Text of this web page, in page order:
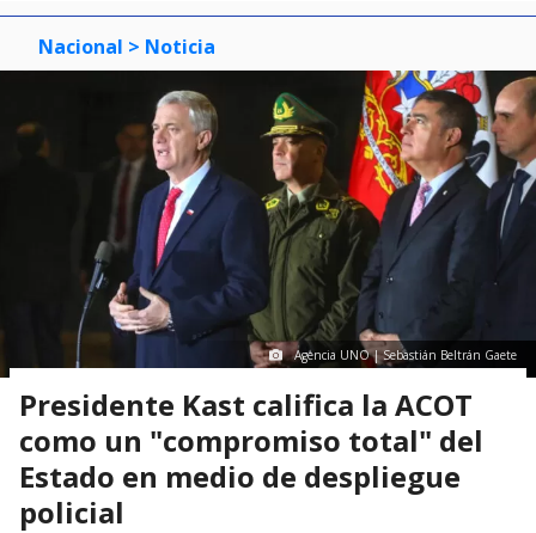
Nacional > Noticia
Agencia UNO | Sebastián Beltrán Gaete
Presidente Kast califica la ACOT
como un "compromiso total" del
Estado en medio de despliegue
policial